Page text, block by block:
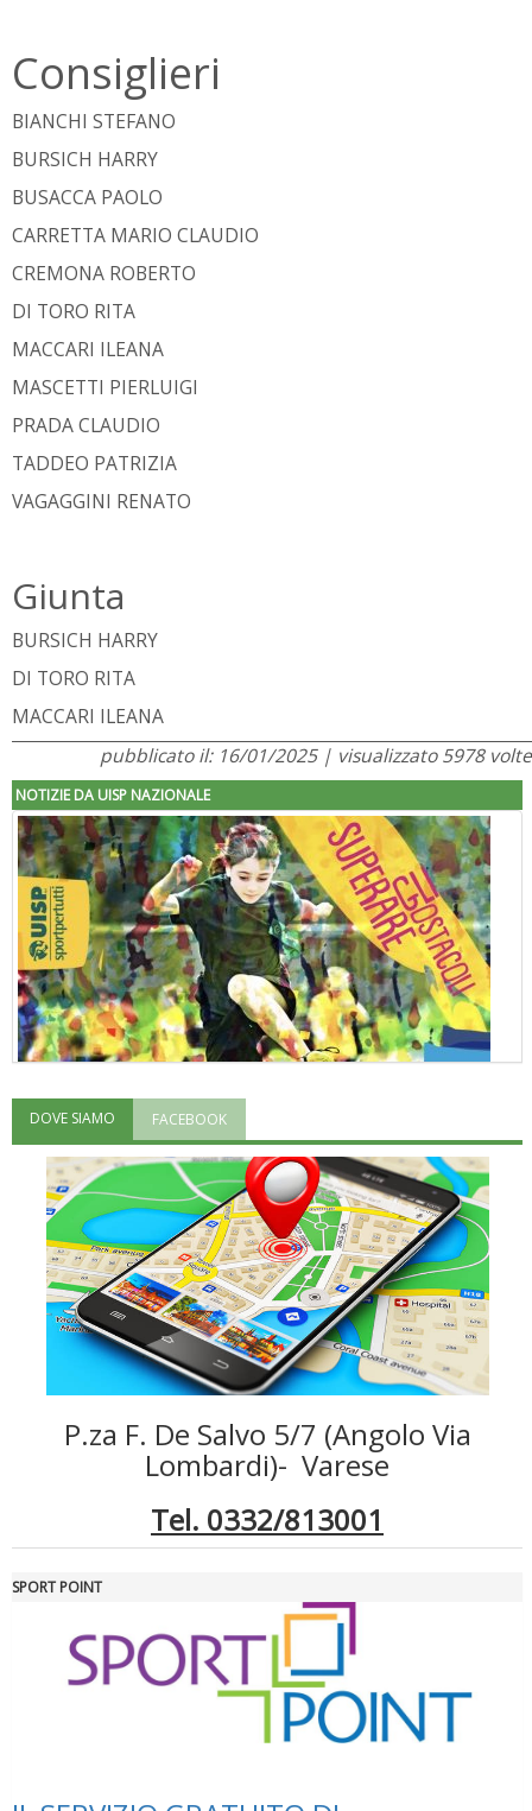
Consiglieri
BIANCHI STEFANO
BURSICH HARRY
BUSACCA PAOLO
CARRETTA MARIO CLAUDIO
CREMONA ROBERTO
DI TORO RITA
MACCARI ILEANA
MASCETTI PIERLUIGI
PRADA CLAUDIO
TADDEO PATRIZIA
VAGAGGINI RENATO
Giunta
BURSICH HARRY
DI TORO RITA
MACCARI ILEANA
pubblicato il: 16/01/2025 | visualizzato 5978 volte
NOTIZIE DA UISP NAZIONALE
"Superare gli ostacoli": la relazione di Tiziano Pesce al CN Uisp
Luglio 2026: "Pensando con i piedi, si possono fare le
DOVE SIAMO FACEBOOK
P.za F. De Salvo 5/7 (Angolo Via
Lombardi)- Varese
Tel. 0332/813001
SPORT POINT